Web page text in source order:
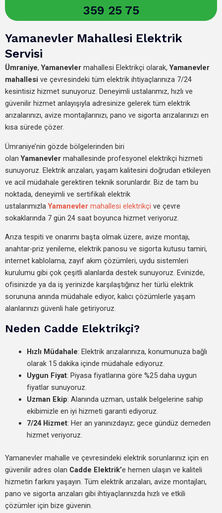
359 25 75
Yamanevler Mahallesi Elektrik
Servisi
Ümraniye,Yamanevler mahallesi Elektrikçi olarak,Yamanevler
mahallesi ve çevresindeki tüm elektrik ihtiyaçlarınıza 7/24
kesintisiz hizmet sunuyoruz. Deneyimli ustalarımız, hızlı ve
güvenilir hizmet anlayışıyla adresinize gelerek tüm elektrik
arızalarınızı, avize montajlarınızı, pano ve sigorta arızalarınızı en
kısa sürede çözer.
Ümraniye’nin gözde bölgelerinden biri
olanYamanevler mahallesinde profesyonel elektrikçi hizmeti
sunuyoruz. Elektrik arızaları, yaşam kalitesini doğrudan etkileyen
ve acil müdahale gerektiren teknik sorunlardır. Biz de tam bu
noktada, deneyimli ve sertifikalı elektrik
ustalarımızlaYamanevler mahallesi elektrikçi ve çevre
sokaklarında 7 gün 24 saat boyunca hizmet veriyoruz.
Arıza tespiti ve onarımı başta olmak üzere, avize montajı,
anahtar-priz yenileme, elektrik panosu ve sigorta kutusu tamiri,
internet kablolama, zayıf akım çözümleri, uydu sistemleri
kurulumu gibi çok çeşitli alanlarda destek sunuyoruz. Evinizde,
ofisinizde ya da iş yerinizde karşılaştığınız her türlü elektrik
sorununa anında müdahale ediyor, kalıcı çözümlerle yaşam
alanlarınızı güvenli hale getiriyoruz.
Neden Cadde Elektrikçi?
Hızlı Müdahale: Elektrik arızalarınıza, konumunuza bağlı
olarak 15 dakika içinde müdahale ediyoruz.
Uygun Fiyat: Piyasa fiyatlarına göre %25 daha uygun
fiyatlar sunuyoruz.
Uzman Ekip: Alanında uzman, ustalık belgelerine sahip
ekibimizle en iyi hizmeti garanti ediyoruz.
7/24 Hizmet: Her an yanınızdayız; gece gündüz demeden
hizmet veriyoruz.
Yamanevler mahalle ve çevresindeki elektrik sorunlarınız için en
güvenilir adres olan Cadde Elektrik’e hemen ulaşın ve kaliteli
hizmetin farkını yaşayın. Tüm elektrik arızaları, avize montajları,
pano ve sigorta arızaları gibi ihtiyaçlarınızda hızlı ve etkili
çözümler için bize güvenin.